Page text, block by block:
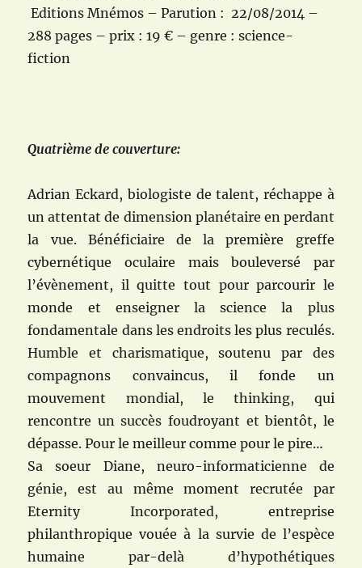
Editions Mnémos – Parution : 22/08/2014 –
288 pages – prix : 19 € – genre : science-
fiction
Quatrième de couverture:
Adrian Eckard, biologiste de talent, réchappe à
un attentat de dimension planétaire en perdant
la vue. Bénéficiaire de la première greffe
cybernétique oculaire mais bouleversé par
l’évènement, il quitte tout pour parcourir le
monde et enseigner la science la plus
fondamentale dans les endroits les plus reculés.
Humble et charismatique, soutenu par des
compagnons convaincus, il fonde un
mouvement mondial, le thinking, qui
rencontre un succès foudroyant et bientôt, le
dépasse. Pour le meilleur comme pour le pire…
Sa soeur Diane, neuro-informaticienne de
génie, est au même moment recrutée par
Eternity Incorporated, entreprise
philanthropique vouée à la survie de l’espèce
humaine par-delà d’hypothétiques